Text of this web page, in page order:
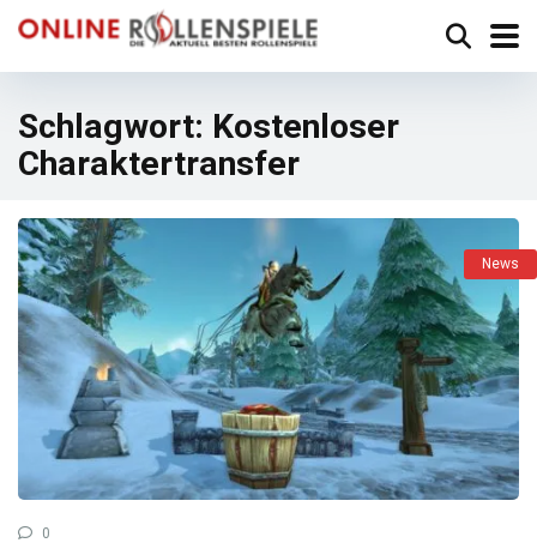
Schlagwort: Kostenloser
Charaktertransfer
News
0